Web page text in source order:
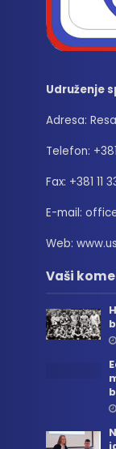
Udruženje
Adresa:
Telefon:
Fax: +381 11
E-mail:
Web:
Vaši